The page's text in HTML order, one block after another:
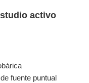
activo
fuente puntual